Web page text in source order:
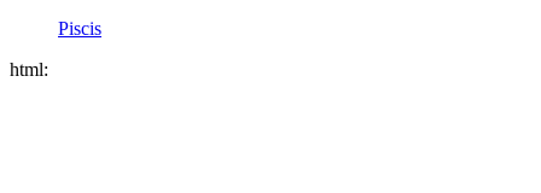
Piscis
html: